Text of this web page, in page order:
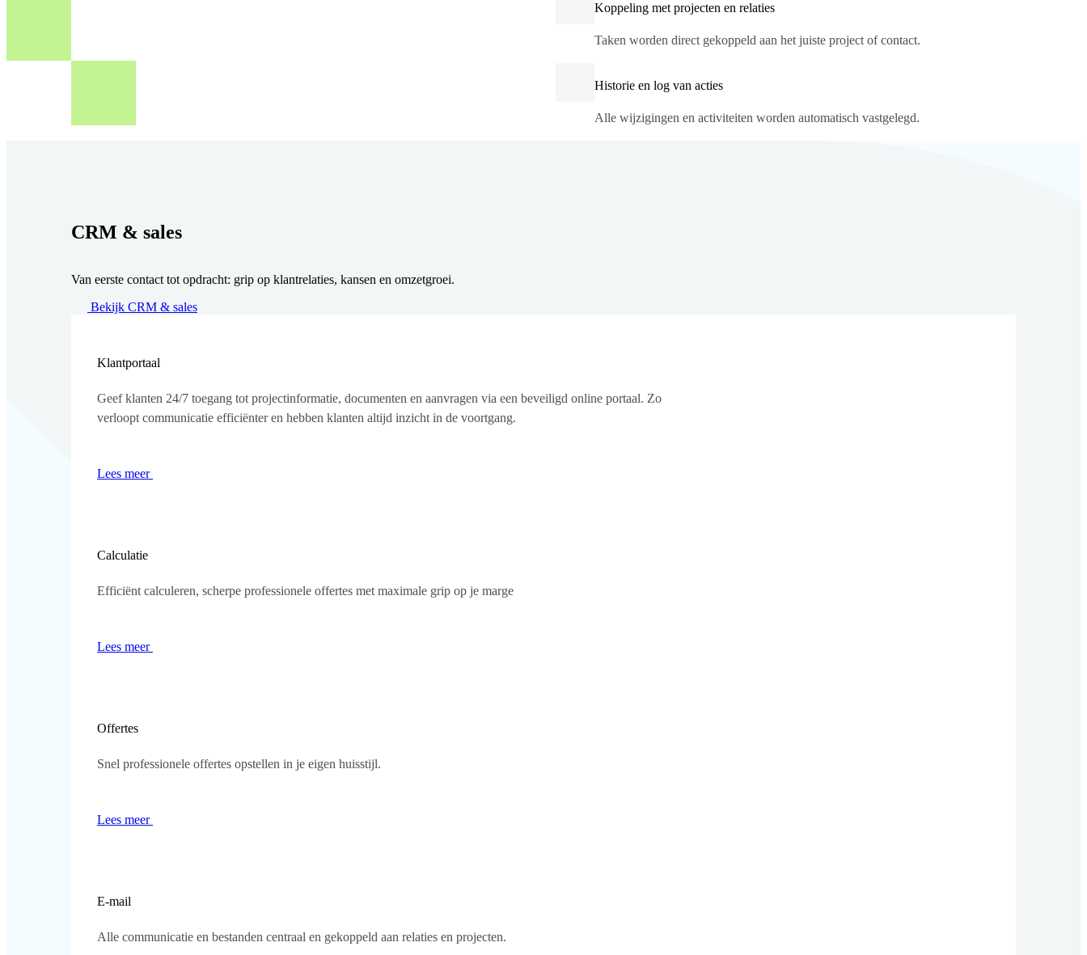
Koppeling met projecten en relaties
Taken worden direct gekoppeld aan het juiste project of contact.
Historie en log van acties
Alle wijzigingen en activiteiten worden automatisch vastgelegd.
CRM & sales
Van eerste contact tot opdracht: grip op klantrelaties, kansen en omzetgroei.
Bekijk CRM & sales
Klantportaal
Geef klanten 24/7 toegang tot projectinformatie, documenten en aanvragen via een beveiligd online portaal. Zo
verloopt communicatie efficiënter en hebben klanten altijd inzicht in de voortgang.
Lees meer
Calculatie
Efficiënt calculeren, scherpe professionele offertes met maximale grip op je marge
Lees meer
Offertes
Snel professionele offertes opstellen in je eigen huisstijl.
Lees meer
E-mail
Alle communicatie en bestanden centraal en gekoppeld aan relaties en projecten.